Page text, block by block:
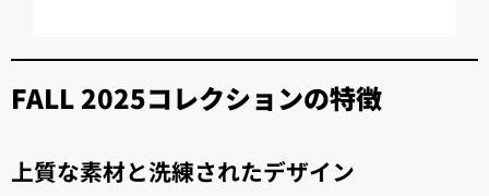
FALL 2025コレクションの特徴
上質な素材と洗練されたデザイン